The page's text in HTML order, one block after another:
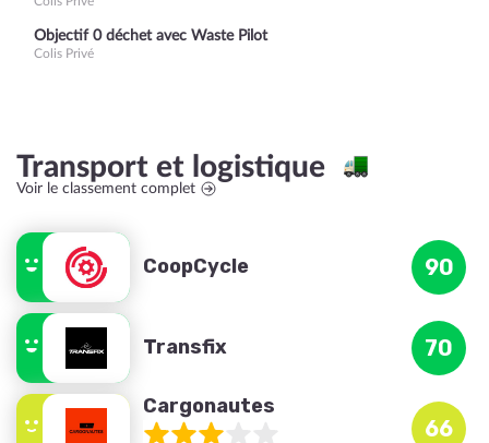
Objectif 0 déchet avec Waste Pilot
Colis Privé
Transport et logistique
Voir le classement complet
CoopCycle 90
Transfix 70
Cargonautes
66